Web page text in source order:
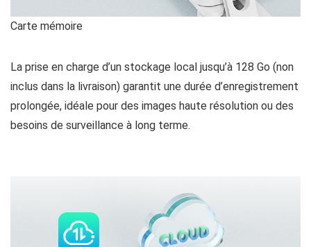
Carte mémoire
La prise en charge d’un stockage local jusqu’à 128 Go (non
inclus dans la livraison) garantit une durée d’enregistrement
prolongée, idéale pour des images haute résolution ou des
besoins de surveillance à long terme.